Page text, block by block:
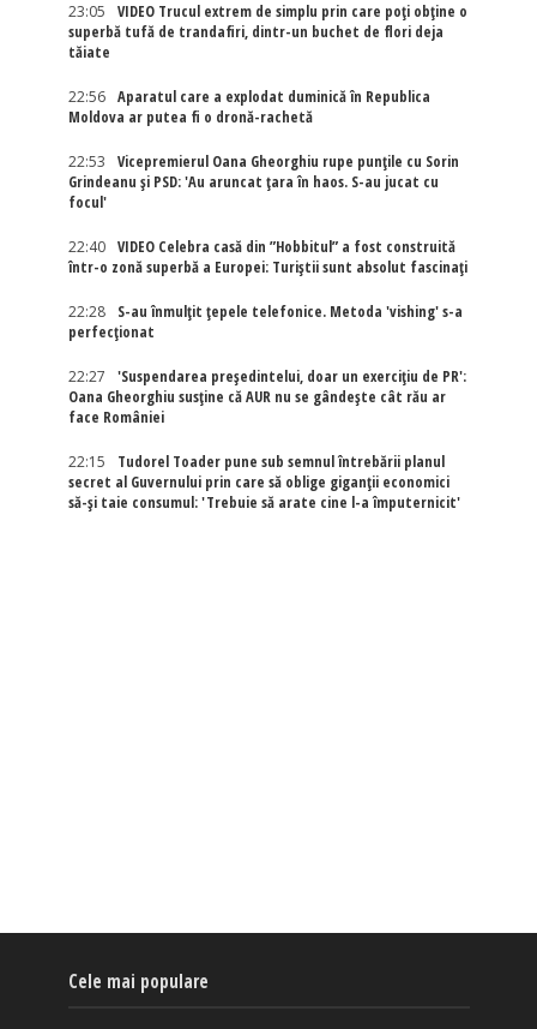
23:05
VIDEO Trucul extrem de simplu prin care poți obține o
superbă tufă de trandafiri, dintr-un buchet de flori deja
tăiate
22:56
Aparatul care a explodat duminică în Republica
Moldova ar putea fi o dronă-rachetă
22:53
Vicepremierul Oana Gheorghiu rupe punțile cu Sorin
Grindeanu și PSD: 'Au aruncat țara în haos. S-au jucat cu
focul'
22:40
VIDEO Celebra casă din ”Hobbitul” a fost construită
într-o zonă superbă a Europei: Turiștii sunt absolut fascinați
22:28
S-au înmulțit țepele telefonice. Metoda 'vishing' s-a
perfecționat
22:27
'Suspendarea președintelui, doar un exercițiu de PR':
Oana Gheorghiu susține că AUR nu se gândește cât rău ar
face României
22:15
Tudorel Toader pune sub semnul întrebării planul
secret al Guvernului prin care să oblige giganții economici
să-și taie consumul: 'Trebuie să arate cine l-a împuternicit'
Cele mai populare